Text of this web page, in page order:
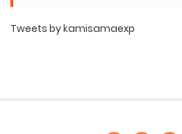
Tweets by kamisamaexp